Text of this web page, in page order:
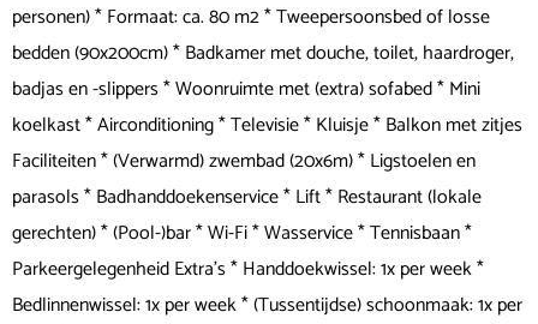
personen) * Formaat: ca. 80 m2 * Tweepersoonsbed of losse
bedden (90x200cm) * Badkamer met douche, toilet, haardroger,
badjas en -slippers * Woonruimte met (extra) sofabed * Mini
koelkast * Airconditioning * Televisie * Kluisje * Balkon met zitjes
Faciliteiten * (Verwarmd) zwembad (20x6m) * Ligstoelen en
parasols * Badhanddoekenservice * Lift * Restaurant (lokale
gerechten) * (Pool-)bar * Wi-Fi * Wasservice * Tennisbaan *
Parkeergelegenheid Extra's * Handdoekwissel: 1x per week *
Bedlinnenwissel: 1x per week * (Tussentijdse) schoonmaak: 1x per